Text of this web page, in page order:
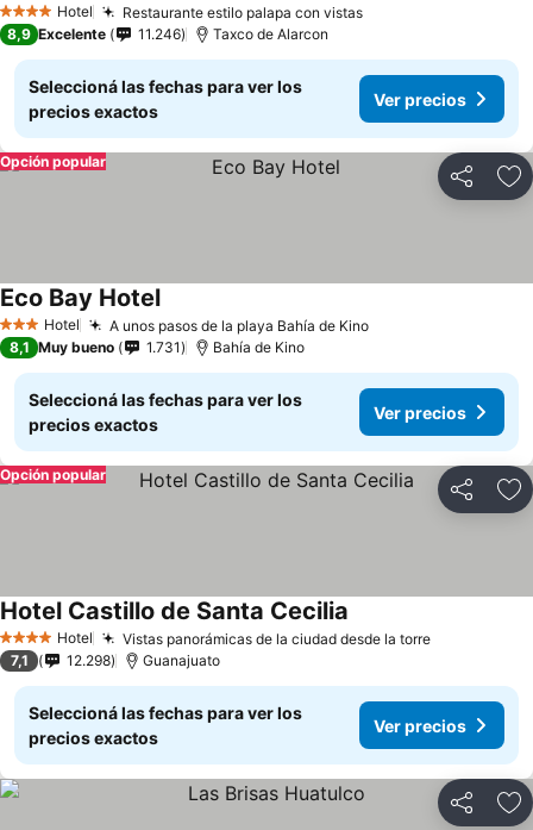
4 EstrellasHotel Restaurante estilo palapa con vistas
8,9 Excelente 11.246 Taxco de Alarcon
Seleccioná las fechas para ver los
precios exactos
Ver precios
Compartir
Opción popular
3 Estrellas
Hotel A unos pasos de la playa Bahía de Kino
Eco Bay Hotel
8,1 Muy bueno 1.731 Bahía de Kino
Seleccioná las fechas para ver los
precios exactos
Ver precios
Compartir
Opción popular
4 EstrellasHotel Vistas panorámicas de la ciudad desde la torre
Hotel Castillo de Santa Cecilia
7,1 12.298 Guanajuato
Seleccioná las fechas para ver los
precios exactos
Ver precios
Compartir